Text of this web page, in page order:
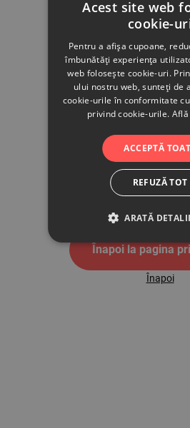
Înapoi la pagina
Înapoi
Acest site web
cookie-
Pentru a afișa cupoane,
îmbunătăți experiența
web folosește cookie-uri.
ului nostru web, sunteți de
cookie-urile în conformitate
privind cookie-urile.
ACCEPTĂ
REFUZĂ TOT
ARATĂ